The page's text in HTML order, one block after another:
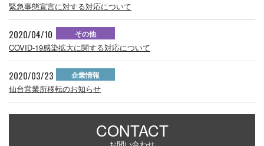
緊急事態宣言に対する対応について
2020/04/10 その他
COVID-19感染拡大に関する対応について
2020/03/23 企業情報
仙台営業所移転のお知らせ
CONTACT